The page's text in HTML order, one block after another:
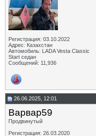
Регистрация: 03.10.2022
Адрес: Казахстан
Автомобиль: LADA Vesta Classic
Start седан
Сообщений: 11,936
26.06.2025, 12:01
Варвар59
Продвинутый
Регистрация: 26.03.2020